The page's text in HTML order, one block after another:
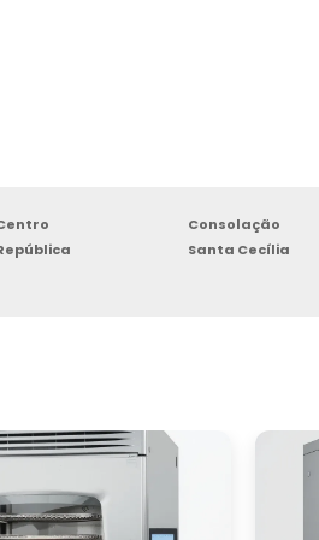
Consolação
Santa Cecília